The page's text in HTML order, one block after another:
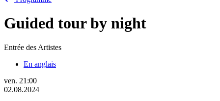
Guided tour by night
Entrée des Artistes
En anglais
ven. 21:00
02.08.2024